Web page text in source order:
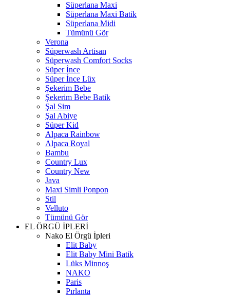
Süperlana Maxi
Süperlana Maxi Batik
Süperlana Midi
Tümünü Gör
Verona
Süperwash Artisan
Süperwash Comfort Socks
Süper İnce
Süper İnce Lüx
Şekerim Bebe
Şekerim Bebe Batik
Şal Sim
Şal Abiye
Süper Kid
Alpaca Rainbow
Alpaca Royal
Bambu
Country Lux
Country New
Java
Maxi Simli Ponpon
Stil
Velluto
Tümünü Gör
EL ÖRGÜ İPLERİ
Nako El Örgü İpleri
Elit Baby
Elit Baby Mini Batik
Lüks Minnoş
NAKO
Paris
Pırlanta